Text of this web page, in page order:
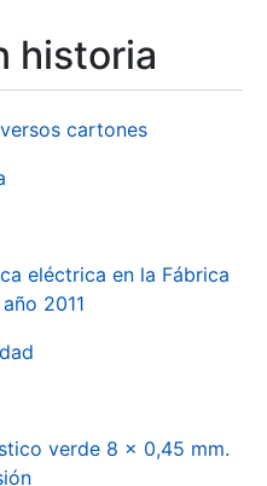
historia
cartones
eléctrica en la Fábrica
2011
verde 8 x 0,45 mm.